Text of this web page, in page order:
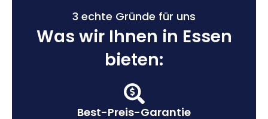
3 echte Gründe für uns
Was wir Ihnen in Essen
bieten:
Best-Preis-Garantie